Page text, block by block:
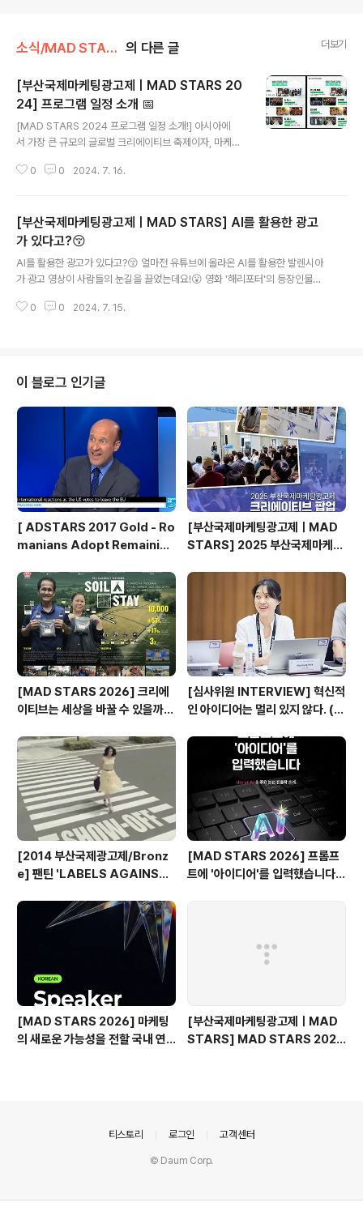
소식/MAD STARS 소식 의 다른 글 더보기
[부산국제마케팅광고제ㅣMAD STARS 20
24] 프로그램 일정 소개 📅
[MAD STARS 2024 프로그램 일정 소개!] 아시아에
서 가장 큰 규모의 글로벌 크리에이티브 축제이자, 마케팅·
스티벌인 2024 부산국제마케팅광고제(MAD STARS 2
이니, 많은 관심 부탁드립니다!😍😍 🎈MAD STARS 20
24🎈 8/21(수) ~ 8/23(금), 부산 벡스코 및 해운대 일원
2024 참관 사전등록 👉 https://bit.ly/45zYQSl - [M
AD STARS 2024 Schedule Overview] The ultim
0 0 2024. 7. 16.
[부산국제마케팅광고제ㅣMAD STARS] AI를 활용한 광고
가 있다고?😚
AI를 활용한 광고가 있다고?😚 얼마전 유튜브에 올라온 AI를 활용한 발렌시아
가 광고 영상이 사람들의 눈길을 끌었는데요!😮 영화 '해리포터'의 등장인물들
습니다. 심지어 해리포터의 명대사를 언어유희를 통해 발렌시아가 광고 문구
성기술을 통해 레바논 임무단 동명부대 27진 손영주 상사의 목소리를 AI 스피
커에 적용하여 언제든지 아빠의 목소리를 듣게하는 제품을 개발하여 따뜻한 광
고로 제품을 홍보하..
0 0 2024. 7. 15.
이 블로그 인기글
[ ADSTARS 2017 Gold - Ro
manians Adopt Remainian
[부산국제마케팅광고제ㅣMAD
STARS] 2025 부산국제마케팅
기
[MAD STARS 2026] 크리에
이티브는 세상을 바꿀 수 있을까?
작)
[심사위원 INTERVIEW] 혁신적
인 아이디어는 멀리 있지 않다. (제
[2014 부산국제광고제/Bronz
e] 팬틴 'LABELS AGAINST
[MAD STARS 2026] 프롬프
트에 '아이디어'를 입력했습니다
[MAD STARS 2026] 마케팅
의 새로운 가능성을 전할 국내 연
[부산국제마케팅광고제ㅣMAD
STARS] MAD STARS 2025
티스토리 로그인 고객센터
© Daum Corp.